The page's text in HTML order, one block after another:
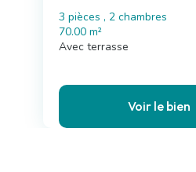
3 pièces , 2 chambres
70.00 m²
Avec terrasse
Voir le bien